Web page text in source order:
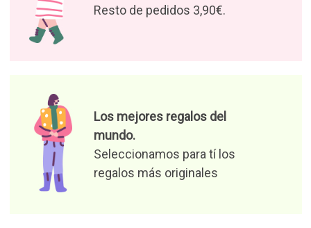
Resto de pedidos 3,90€.
Los mejores regalos del
mundo.
Seleccionamos para tí los
regalos más originales